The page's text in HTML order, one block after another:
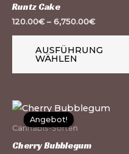
Runtz Cake
120.00€– 6,750.00€
AUSFÜHRUNG
WÄHLEN
Angebot!
Angebot!
Cannabis-Sorten
Cherry Bubblegum